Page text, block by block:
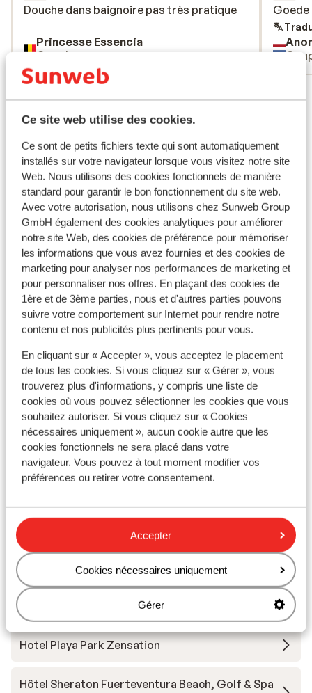
Ce site web utilise des cookies.
Ce sont de petits fichiers texte qui sont automatiquement
installés sur votre navigateur lorsque vous visitez notre site
Web. Nous utilisons des cookies fonctionnels de manière
standard pour garantir le bon fonctionnement du site web.
Avec votre autorisation, nous utilisons chez Sunweb Group
GmbH également des cookies analytiques pour améliorer
notre site Web, des cookies de préférence pour mémoriser
les informations que vous avez fournies et des cookies de
marketing pour analyser nos performances de marketing et
pour personnaliser nos offres. En plaçant des cookies de
1ère et de 3ème parties, nous et d'autres parties pouvons
suivre votre comportement sur Internet pour rendre notre
contenu et nos publicités plus pertinents pour vous.
En cliquant sur « Accepter », vous acceptez le placement
de tous les cookies. Si vous cliquez sur « Gérer », vous
trouverez plus d'informations, y compris une liste de
cookies où vous pouvez sélectionner les cookies que vous
souhaitez autoriser. Si vous cliquez sur « Cookies
nécessaires uniquement », aucun cookie autre que les
cookies fonctionnels ne sera placé dans votre
navigateur. Vous pouvez à tout moment modifier vos
préférences ou retirer votre consentement.
Accepter
Cookies nécessaires uniquement
Gérer
Douche dans baignoire pas très pratique
Douche dans baignoire pas très pratique
Princesse Essencia
Couples
Secrets Bahia Real Resort & SPA - Réservé aux
adultes
Iberostar Selection Fuerteventura Palace
Hôtel Iberostar Waves Playa Gaviotas Park
Hôtel Barcelo Fuerteventura Royal Level -
Réservé aux adultes
Hôtel H10 Ocean Dreams
Hôtel Barcelo Corralejo Bay - Réservé aux adultes
Hôtel Barceló Corralejo Sands
Hôtel H10 Tindaya
Iberostar Waves Playa Gaviotas
Hôtel Occidental Jandia Royal Level - réservé aux
Hôtel H10 Ocean Suites
Hotel Playa Park Zensation
Hôtel Sheraton Fuerteventura Beach, Golf & Spa